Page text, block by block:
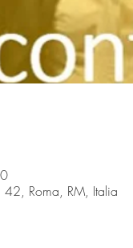
Roma, RM, Italia